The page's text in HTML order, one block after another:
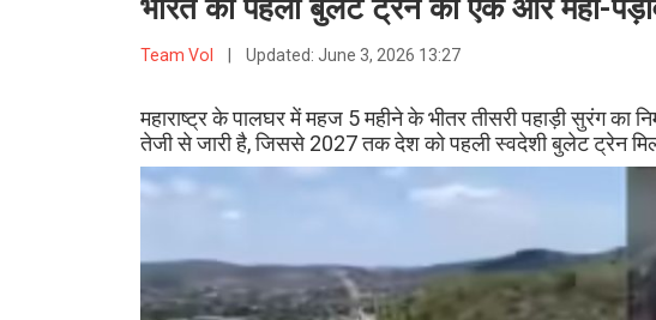
भारत की पहली बुलेट ट्रेन का एक और महा-
Team VoI Updated: June 3, 2026 13:27
महाराष्ट्र के पालघर में महज 5 महीने के भीतर तीसरी पहाड़ी सुरंग का
तेजी से जारी है, जिससे 2027 तक देश को पहली स्वदेशी बुलेट ट्रेन